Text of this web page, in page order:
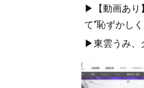
▶【動画あり
て“恥ずかし
▶東雲うみ、